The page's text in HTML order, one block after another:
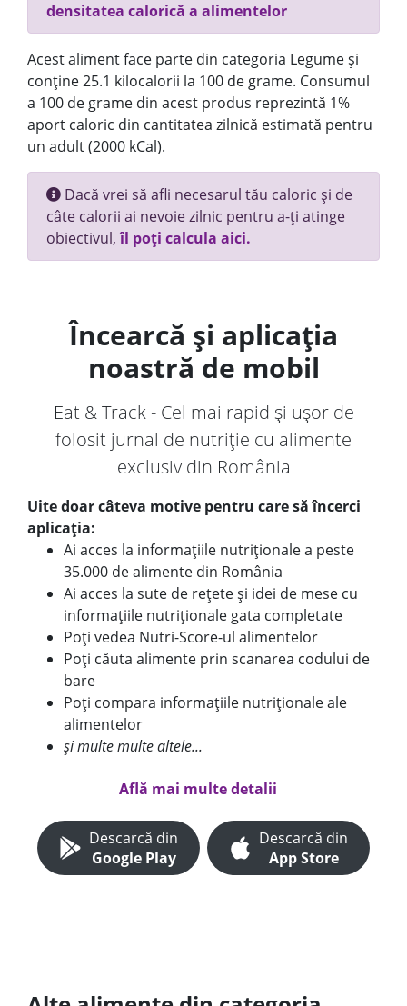
densitatea calorică a alimentelor
Acest aliment face parte din categoria Legume și
conține 25.1 kilocalorii la 100 de grame. Consumul
a 100 de grame din acest produs reprezintă 1%
aport caloric din cantitatea zilnică estimată pentru
un adult (2000 kCal).
Dacă vrei să afli necesarul tău caloric și de
câte calorii ai nevoie zilnic pentru a-ți atinge
obiectivul,îl poți calcula aici.
Încearcă și aplicația
noastră de mobil
Eat & Track - Cel mai rapid și ușor de
folosit jurnal de nutriție cu alimente
exclusiv din România
Uite doar câteva motive pentru care să încerci
aplicația:
Ai acces la informațiile nutriționale a peste
35.000 de alimente din România
Ai acces la sute de rețete și idei de mese cu
informațiile nutriționale gata completate
Poți vedea Nutri-Score-ul alimentelor
Poți căuta alimente prin scanarea codului de
bare
Poți compara informațiile nutriționale ale
alimentelor
și multe multe altele...
Află mai multe detalii
Descarcă din
Google Play
Descarcă din
App Store